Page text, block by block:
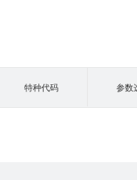
特种代码 参数